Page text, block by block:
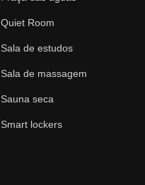
Quiet Room
Sala de estudos
Sala de massagem
Sauna seca
Smart lockers